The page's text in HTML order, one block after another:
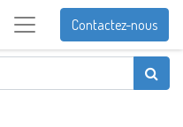
Contactez-nous